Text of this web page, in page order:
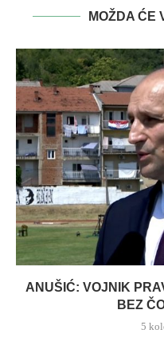
MOŽDA ĆE
ANUŠIĆ: VOJNIK
BEZ
5